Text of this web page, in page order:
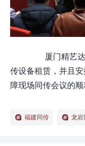
厦门精艺达
传设备租赁，并且
障现场同传会议的顺
福建同传 龙岩